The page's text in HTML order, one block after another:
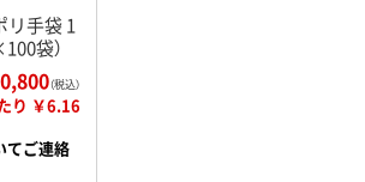
リ手袋 1
袋）
（税込）
り ￥6.16
てご連絡